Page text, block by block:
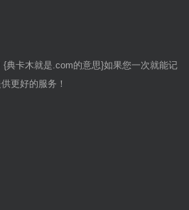
典卡木就是.com的意思}如果您一次就能记
更好的服务！